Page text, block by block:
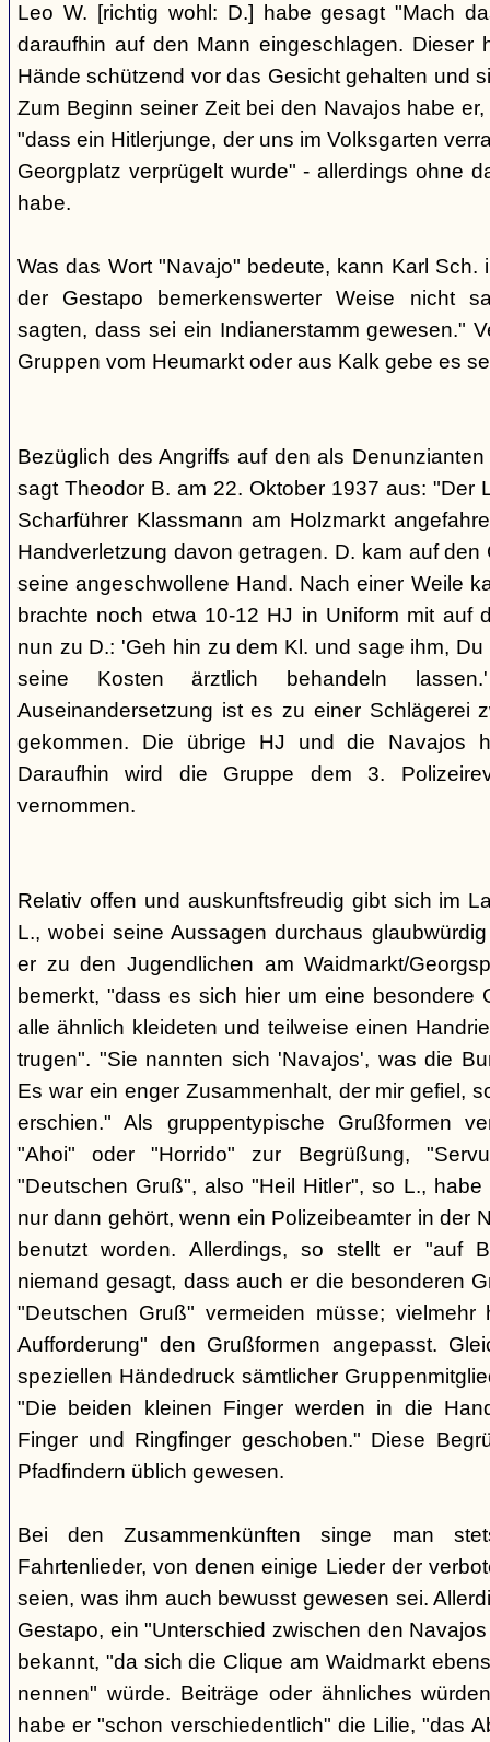
Leo W. [richtig wohl: D.] habe gesagt "Mach
daraufhin auf den Mann eingeschlagen. Dieser
Hände schützend vor das Gesicht gehalten und
Zum Beginn seiner Zeit bei den Navajos habe
"dass ein Hitlerjunge, der uns im Volksgarten
Georgplatz verprügelt wurde" - allerdings ohne
habe.
Was das Wort "Navajo" bedeute, kann Karl Sch.
der Gestapo bemerkenswerter Weise nicht
sagten, dass sei ein Indianerstamm gewesen."
Gruppen vom Heumarkt oder aus Kalk gebe es
Bezüglich des Angriffs auf den als
sagt Theodor B. am 22. Oktober 1937 aus: "Der
Scharführer Klassmann am Holzmarkt
Handverletzung davon getragen. D. kam auf den
seine angeschwollene Hand. Nach einer Weile
brachte noch etwa 10-12 HJ in Uniform mit auf
nun zu D.: 'Geh hin zu dem Kl. und sage ihm,
seine Kosten ärztlich behandeln
Auseinandersetzung ist es zu einer Schlägerei
gekommen. Die übrige HJ und die Navajos
Daraufhin wird die Gruppe dem 3.
vernommen.
Relativ offen und auskunftsfreudig gibt sich im
L., wobei seine Aussagen durchaus
er zu den Jugendlichen am Waidmarkt/
bemerkt, "dass es sich hier um eine besondere
alle ähnlich kleideten und teilweise einen
trugen". "Sie nannten sich 'Navajos', was die
Es war ein enger Zusammenhalt, der mir gefiel,
erschien." Als gruppentypische Grußformen
"Ahoi" oder "Horrido" zur Begrüßung,
"Deutschen Gruß", also "Heil Hitler", so L.,
nur dann gehört, wenn ein Polizeibeamter in der
benutzt worden. Allerdings, so stellt er "auf
niemand gesagt, dass auch er die besonderen
"Deutschen Gruß" vermeiden müsse;
Aufforderung" den Grußformen angepasst.
speziellen Händedruck sämtlicher
"Die beiden kleinen Finger werden in die
Finger und Ringfinger geschoben." Diese
Pfadfindern üblich gewesen.
Bei den Zusammenkünften singe man
Fahrtenlieder, von denen einige Lieder der
seien, was ihm auch bewusst gewesen sei.
Gestapo, ein "Unterschied zwischen den
bekannt, "da sich die Clique am Waidmarkt
nennen" würde. Beiträge oder ähnliches
habe er "schon verschiedentlich" die Lilie, "das